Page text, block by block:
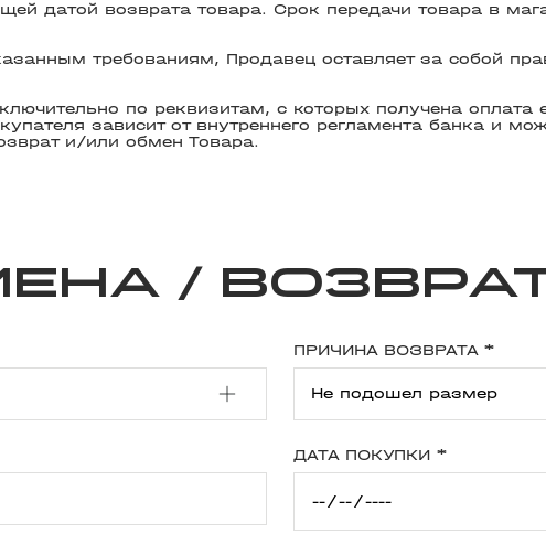
датой возврата товара. Срок передачи товара в
требованиям, Продавец оставляет за собой
по реквизитам, с которых получена оплата
зависит от внутреннего регламента банка и
и/или обмен Товара.
/
ПРИЧИНА ВОЗВРАТА *
ДАТА ПОКУПКИ *